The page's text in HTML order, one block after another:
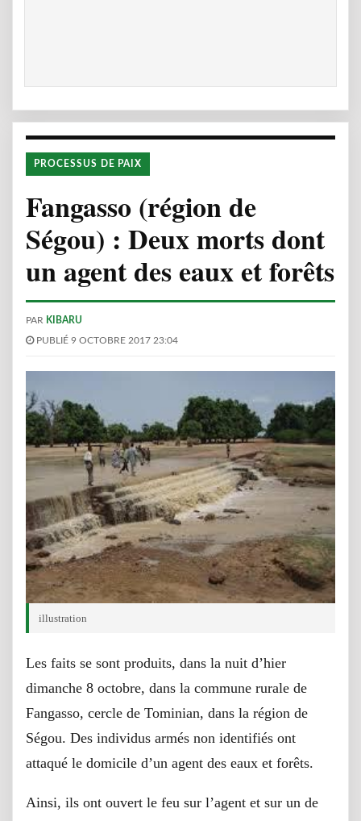
PROCESSUS DE PAIX
Fangasso (région de
Ségou) : Deux morts dont
un agent des eaux et forêts
PAR KIBARU
PUBLIÉ 9 OCTOBRE 2017 23:04
illustration
Les faits se sont produits, dans la nuit d’hier
dimanche 8 octobre, dans la commune rurale de
Fangasso, cercle de Tominian, dans la région de
Ségou. Des individus armés non identifiés ont
attaqué le domicile d’un agent des eaux et forêts.
Ainsi, ils ont ouvert le feu sur l’agent et sur un de